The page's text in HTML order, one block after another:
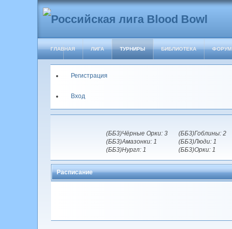
ГЛАВНАЯ ЛИГА ТУРНИРЫ БИБЛИОТЕКА ФОРУМ
Регистрация
Вход
(ББ3)Чёрные Орки: 3
(ББ3)Амазонки: 1
(ББ3)Нургл: 1
(ББ3)Гоблины: 2
(ББ3)Люди: 1
(ББ3)Орки: 1
Расписание